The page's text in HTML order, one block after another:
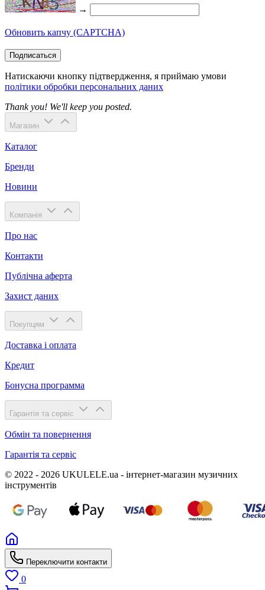
→
Обновить капчу (CAPTCHA)
Подписаться
Натискаючи кнопку підтвердження, я приймаю умови
політики обробки персональних даних
Thank you! We'll keep you posted.
Магазин
Каталог
Бренди
Новини
Компанія
Про нас
Контакти
Публічна аферта
Захист даних
Покупцям
Доставка і оплата
Кредит
Бонусна программа
Гарантія та сервіс
Обмін та повернення
Гарантія та сервіс
© 2022 - 2026 UKULELE.ua - інтернет-магазин музичних
інструментів
Переключити контакти
0